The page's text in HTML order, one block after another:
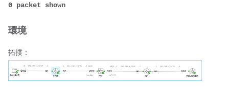
0 packet shown
環境
拓撲：